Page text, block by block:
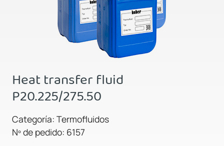
Heat transfer fluid
P20.225/275.50
Categoría: Termofluidos
Nº de pedido: 6157